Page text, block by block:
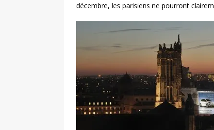
décembre, les parisiens ne pourront